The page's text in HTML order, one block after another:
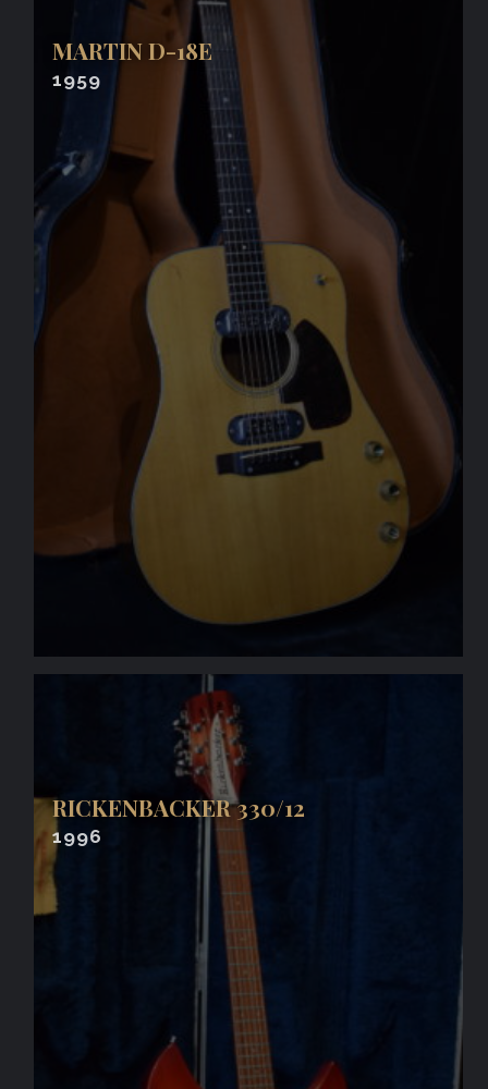
MARTIN D-18E
1959
RICKENBACKER 330/12
1996